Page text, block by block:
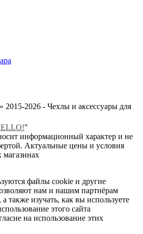
2015-2026 - Чехлы и аксессуары для
"
информационный характер и не
Актуальные цены и условия
магазинах
файлы cookie и другие
нам и нашим партнёрам
также изучать, как вы используете
этого сайта
на использование этих